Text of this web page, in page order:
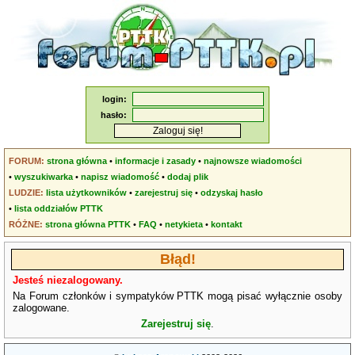
login:
hasło:
FORUM: strona główna •informacje i zasady •najnowsze wiadomości
•wyszukiwarka •napisz wiadomość •dodaj plik
LUDZIE: lista użytkowników •zarejestruj się •odzyskaj hasło
•lista oddziałów PTTK
RÓŻNE: strona główna PTTK •FAQ •netykieta •kontakt
Błąd!
Jesteś niezalogowany.
Na Forum członków i sympatyków PTTK mogą pisać wyłącznie osoby
zalogowane.
Zarejestruj się.